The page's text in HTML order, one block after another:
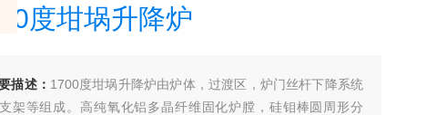
度坩埚升降炉
描述： 1700度坩埚升降炉由炉体，过渡区，炉门丝杆下降系统
架等组成。高纯氧化铝多晶纤维固化炉膛，硅钼棒圆周形分